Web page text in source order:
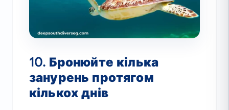
10. Бронюйте кілька
занурень протягом
кількох днів